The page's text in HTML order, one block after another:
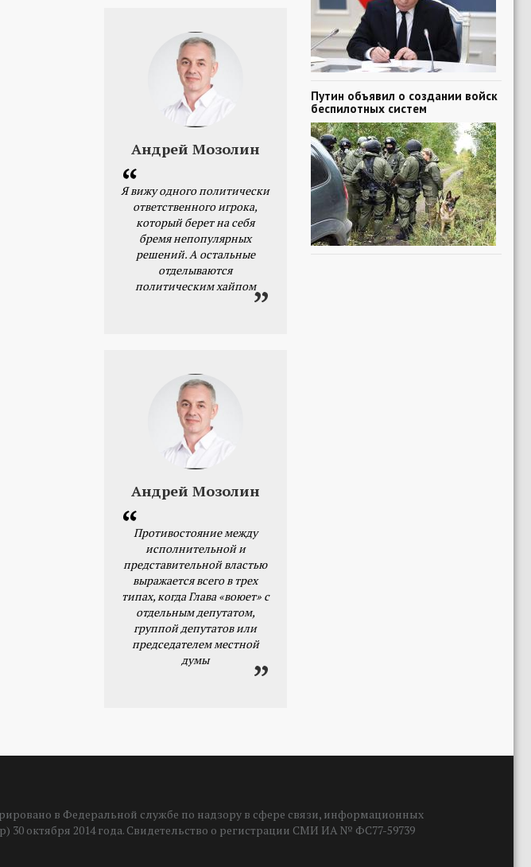
Андрей Мозолин
Я вижу одного политически
ответственного игрока,
который берет на себя
бремя непопулярных
решений. А остальные
отделываются
политическим хайпом
Андрей Мозолин
Противостояние между
исполнительной и
представительной властью
выражается всего в трех
типах, когда Глава «воюет» с
отдельным депутатом,
группой депутатов или
председателем местной
думы
Путин объявил о создании войск
беспилотных систем
в Федеральной службе по надзору в сфере связи, информационных
октября 2014 года. Свидетельство о регистрации СМИ ИА № ФС77-59739